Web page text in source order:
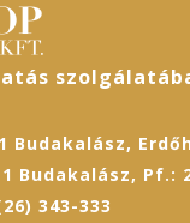
Budakalász,
Budakalász, Pf.:
343-333